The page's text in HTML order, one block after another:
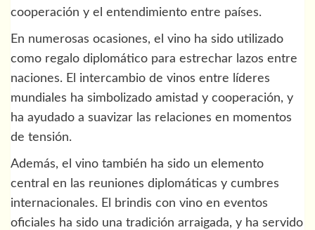
cooperación y el entendimiento entre países.
En numerosas ocasiones, el vino ha sido utilizado
como regalo diplomático para estrechar lazos entre
naciones. El intercambio de vinos entre líderes
mundiales ha simbolizado amistad y cooperación, y
ha ayudado a suavizar las relaciones en momentos
de tensión.
Además, el vino también ha sido un elemento
central en las reuniones diplomáticas y cumbres
internacionales. El brindis con vino en eventos
oficiales ha sido una tradición arraigada, y ha servido